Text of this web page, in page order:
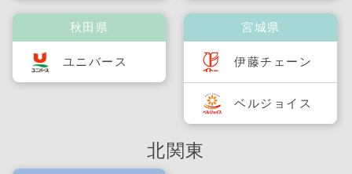
秋田県
ユニバース
宮城県
伊藤チェーン
ベルジョイス
北関東